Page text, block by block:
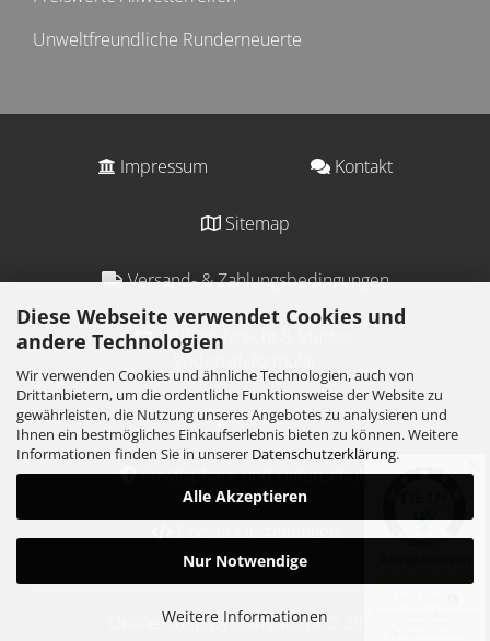
Diese Webseite verwendet Cookies und
andere Technologien
Wir verwenden Cookies und ähnliche Technologien, auch von
Drittanbietern, um die ordentliche Funktionsweise der Website zu
gewährleisten, die Nutzung unseres Angebotes zu analysieren und
Ihnen ein bestmögliches Einkaufserlebnis bieten zu können. Weitere
Informationen finden Sie in unserer Datenschutzerklärung.
Alle Akzeptieren
Nur Notwendige
Weitere Informationen
Unweltfreundliche Runderneuerte
Impressum Kontakt
Sitemap
Versand- & Zahlungsbedingungen
Widerrufsrecht & Muster-
Widerrufsformular
AGB
Privatsphäre und Datenschutz
Online-Shopby Gambio.de © 2024